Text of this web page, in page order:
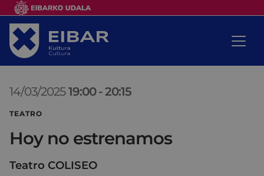
14/03/2025 19:00 -20:15
TEATRO
Hoy no estrenamos
Teatro COLISEO